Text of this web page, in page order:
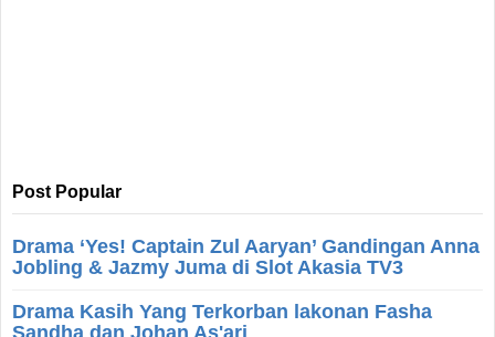
Post Popular
Drama ‘Yes! Captain Zul Aaryan’ Gandingan Anna
Jobling & Jazmy Juma di Slot Akasia TV3
Drama Kasih Yang Terkorban lakonan Fasha
Sandha dan Johan As'ari